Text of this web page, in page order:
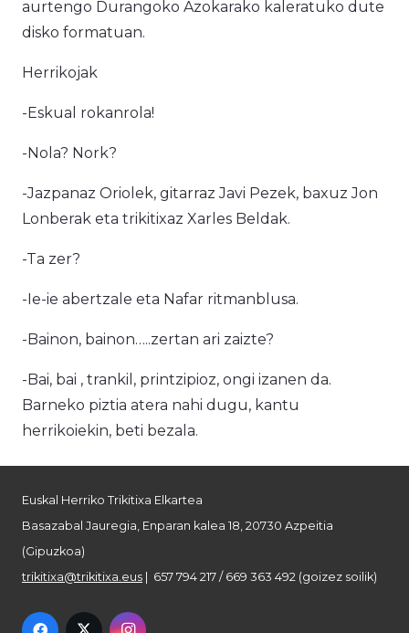
aurtengo Durangoko Azokarako kaleratuko dute
disko formatuan.
Herrikojak
-Eskual rokanrola!
-Nola? Nork?
-Jazpanaz Oriolek, gitarraz Javi Pezek, baxuz Jon
Lonberak eta trikitixaz Xarles Beldak.
-Ta zer?
-Ie-ie abertzale eta Nafar ritmanblusa.
-Bainon, bainon…..zertan ari zaizte?
-Bai, bai , trankil, printzipioz, ongi izanen da.
Barneko piztia atera nahi dugu, kantu
herrikoiekin, beti bezala.
Euskal Herriko Trikitixa Elkartea
Basazabal Jauregia, Enparan kalea 18, 20730 Azpeitia
(Gipuzkoa)
trikitixa@trikitixa.eus | 657 794 217 / 669 363 492 (goizez soilik)